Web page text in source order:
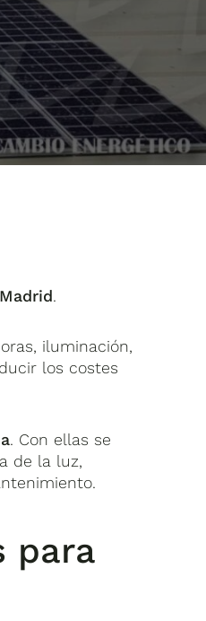
.
iluminación,
los costes
. Con ellas se
de la luz,
para